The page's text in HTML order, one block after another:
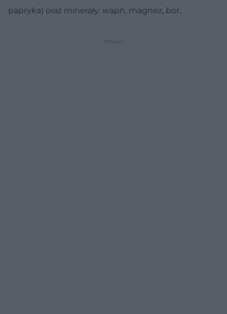
papryka) oraz minerały: wapń, magnez, bor.